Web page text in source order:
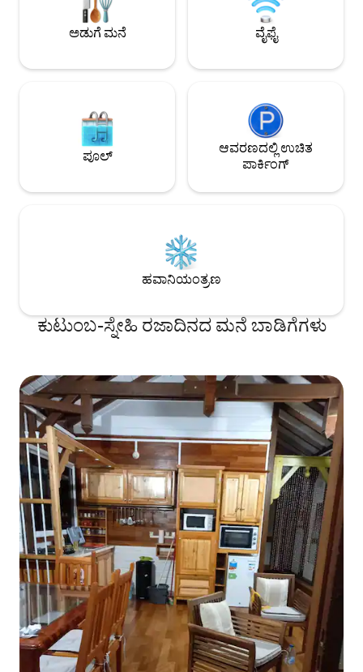
ನಿಮಿಷಗಳ ದೂರ. ನಿಮ್ಮ ವಿಹಾರದ ನಂತರ
ಶಾಂತಿಯುತ ತಾಣ ಮತ್ತು ನೆಮ್ಮದಿ.
ಅಡುಗೆ ಮನೆ ವೈಫೈ
ಪೂಲ್
ಆವರಣದಲ್ಲಿ ಉಚಿತ
ಪಾರ್ಕಿಂಗ್
ಹವಾನಿಯಂತ್ರಣ
ಕುಟುಂಬ-ಸ್ನೇಹಿ ರಜಾದಿನದ ಮನೆ ಬಾಡಿಗೆಗಳು